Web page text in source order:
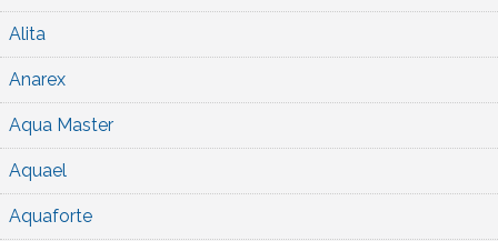
Alita
Anarex
Aqua Master
Aquael
Aquaforte